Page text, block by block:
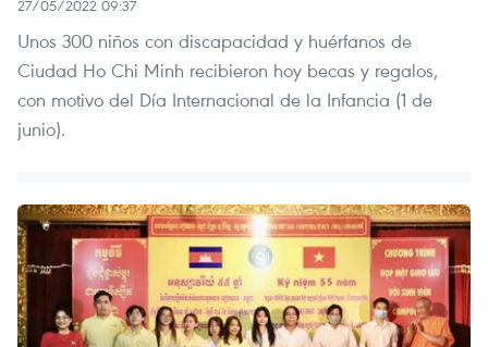
27/05/2022 09:37
Unos 300 niños con discapacidad y huérfanos de
Ciudad Ho Chi Minh recibieron hoy becas y regalos,
con motivo del Día Internacional de la Infancia (1 de
junio).